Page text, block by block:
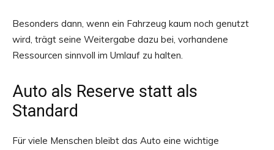
Besonders dann, wenn ein Fahrzeug kaum noch genutzt
wird, trägt seine Weitergabe dazu bei, vorhandene
Ressourcen sinnvoll im Umlauf zu halten.
Auto als Reserve statt als
Standard
Für viele Menschen bleibt das Auto eine wichtige